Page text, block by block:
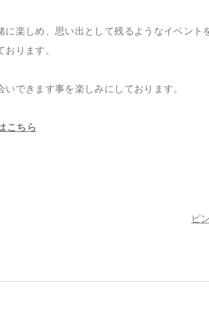
に楽しめ、思い出として残るようなイベント
ります。
できます事を楽しみにしております。
こちら
ピ